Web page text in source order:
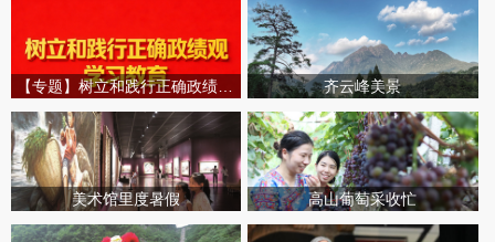
齐云峰美景
美术馆里度暑假 高山葡萄采收忙